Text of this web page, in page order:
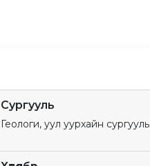
Сургууль
Геологи, уул уурхайн сургууль